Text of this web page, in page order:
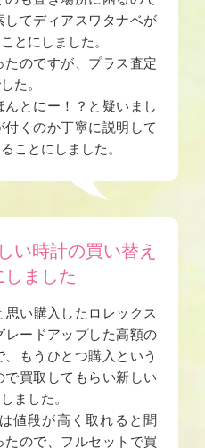
てディアスワタナベが
とにしました。
のですが、プラス査定
た。
とにー！？と疑いまし
くのか丁寧に説明して
ことにしました。
い時計の買い替え
ました
い購入したロレックス
レードアップした高額の
もうひとつ購入という
買取してもらい新しい
ました。
値段が高く取れると聞
ので、フルセットで買